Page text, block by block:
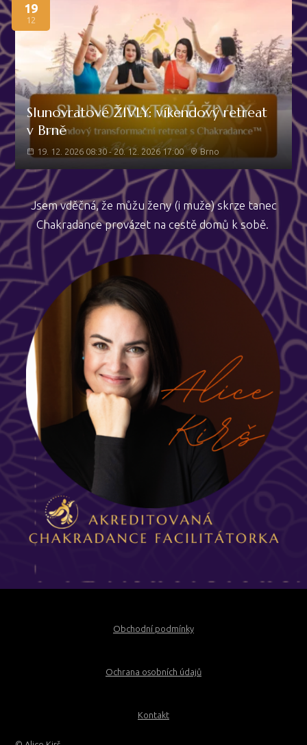
19
12
Slunovratové ŽIVLY: víkendový retreat
v Brně
19. 12. 2026 08:30 - 20. 12. 2026 17:00 Brno
Jsem vděčná, že můžu ženy (i muže) skrze tanec
Chakradance provázet na cestě domů k sobě.
Obchodní podmínky
Ochrana osobních údajů
Kontakt